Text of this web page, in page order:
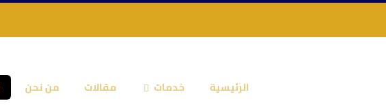
الرئيسية خدمات مقالات من نحن